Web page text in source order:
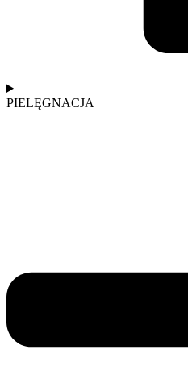
PIELĘGNACJA